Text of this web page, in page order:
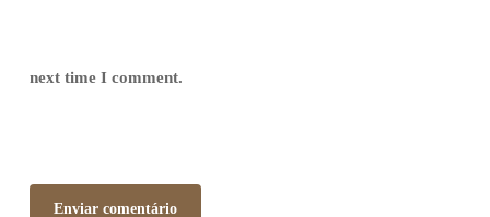
next time I comment.